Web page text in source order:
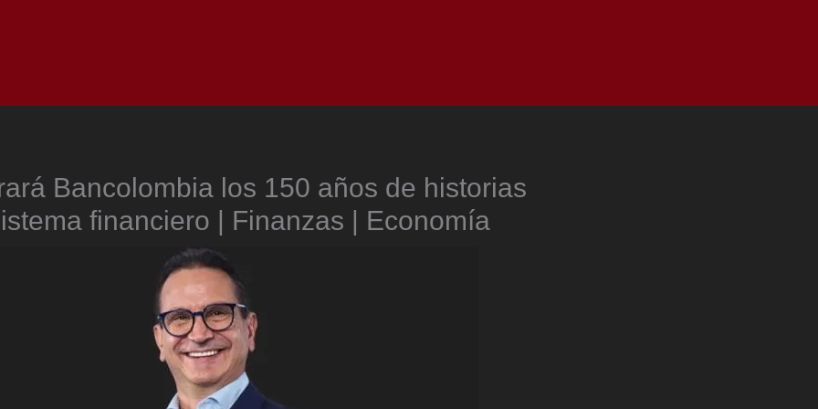
Bancolombia los 150 años de historias
financiero | Finanzas | Economía